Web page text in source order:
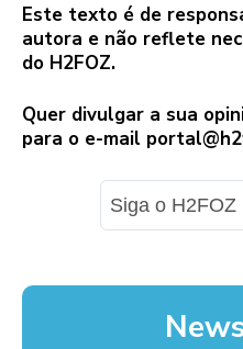
Este texto é de
autora e não reflete
do H2FOZ.
Quer divulgar a sua
para o e-mail
Siga o H2FOZ